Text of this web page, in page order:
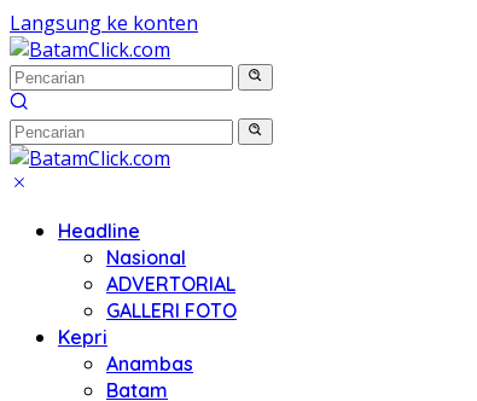
Langsung ke konten
Headline
Nasional
ADVERTORIAL
GALLERI FOTO
Kepri
Anambas
Batam